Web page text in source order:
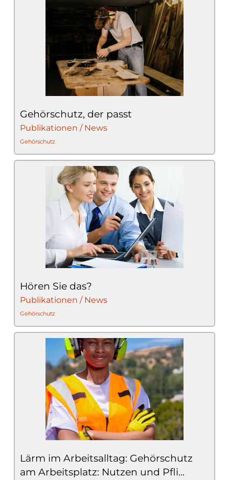
Gehörschutz, der passt
Publikationen / News
Gehörschutz
Hören Sie das?
Publikationen / News
Gehörschutz
Lärm im Arbeitsalltag: Gehörschutz
am Arbeitsplatz: Nutzen und Pfli...